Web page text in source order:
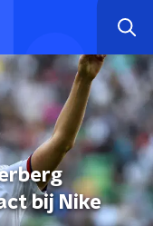
bij Nike